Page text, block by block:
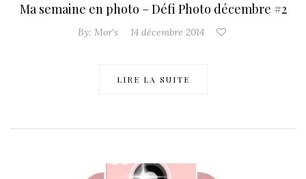
Ma semaine en photo – Défi Photo décembre #2
By: Mor's 14 décembre 2014
LIRE LA SUITE